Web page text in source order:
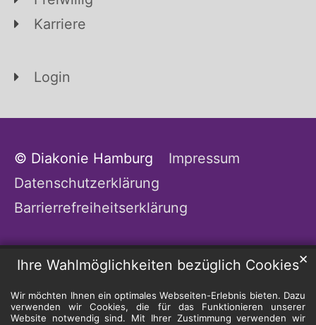
Ihre Wahlmöglichkeiten bezüglich Cookies
Wir möchten Ihnen ein optimales Webseiten-Erlebnis bieten. Dazu
verwenden wir Cookies, die für das Funktionieren unserer
Website notwendig sind. Mit Ihrer Zustimmung verwenden wir
✕
Karriere
Login
© Diakonie Hamburg
Impressum
Datenschutzerklärung
Barrierrefreiheitserklärung